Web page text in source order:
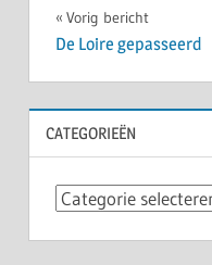
Bericht
navigatie
Vorig bericht
De Loire gepasseerd
CATEGORIEËN
Categorieën